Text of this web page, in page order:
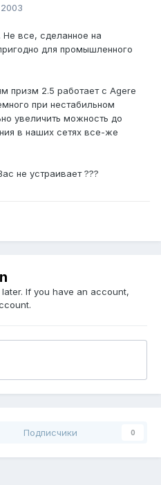
Не все, сделанное на
для промышленного
призм 2.5 работает с Agere
при нестабильном
увеличить можность до
в наших сетях все-же
не устраивает ???
If you have an account,
Подписчики 0